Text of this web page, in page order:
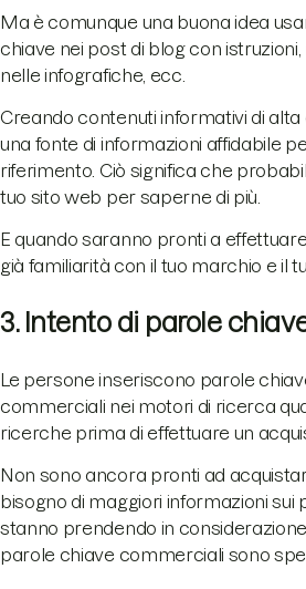
Ma è comunque una buona idea
chiave nei post di blog con istruzioni,
nelle infografiche, ecc.
Creando contenuti informativi di
una fonte di informazioni affidabile
riferimento. Ciò significa che
tuo sito web per saperne di più.
E quando saranno pronti a
già familiarità con il tuo marchio e il
3. Intento di parole
Le persone inseriscono parole
commerciali nei motori di ricerca
ricerche prima di effettuare un
Non sono ancora pronti ad
bisogno di maggiori informazioni sui
stanno prendendo in
parole chiave commerciali sono